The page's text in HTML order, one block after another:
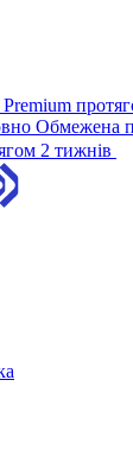
Обмежена
2 тижнів